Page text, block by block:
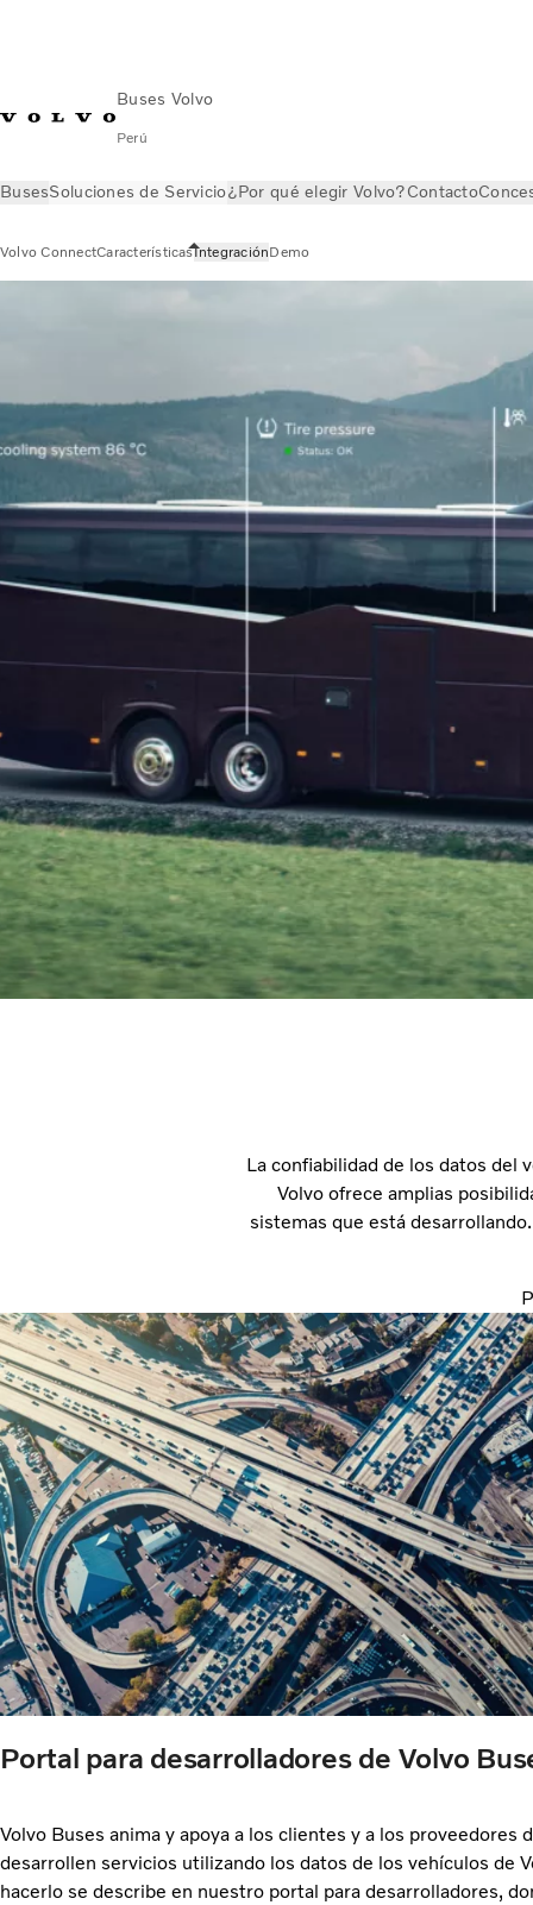
Buses Volvo
Perú
BusesSoluciones de Servicio¿Por qué elegir Volvo?Contacto
Volvo ConnectCaracterísticasIntegraciónDemo
La confiabilidad de los datos del
Volvo ofrece amplias
sistemas que está
Portal para desarrolladores de Volvo
Volvo Buses anima y apoya a los clientes y a los proveedores
desarrollen servicios utilizando los datos de los vehículos de
hacerlo se describe en nuestro portal para desarrolladores,